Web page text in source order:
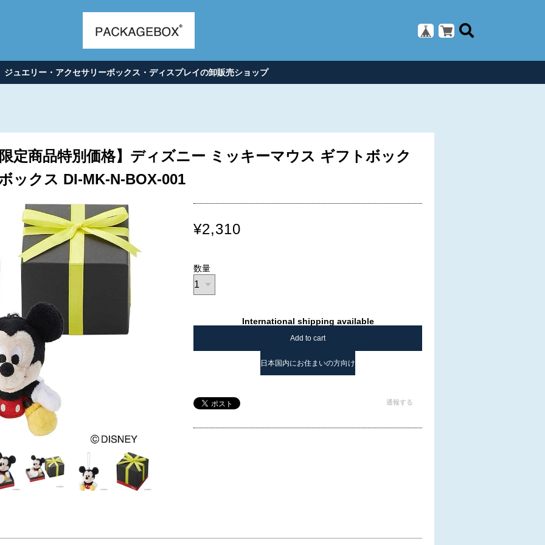
ジュエリー・アクセサリーボックス・ディスプレイの卸販売ショップ
定商品特別価格】ディズニー ミッキーマウス ギフトボック
ックス DI-MK-N-BOX-001
¥2,310
数量
International shipping available
Add to cart
日本国内にお住まいの方向け
通報する